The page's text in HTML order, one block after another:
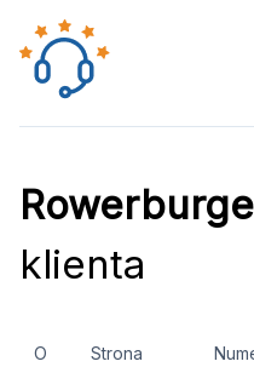
klienta
O
Strona